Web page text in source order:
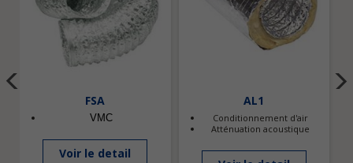
FSA
VMC
Voir le detail
AL1
Conditionnement d'air
Atténuation acoustique